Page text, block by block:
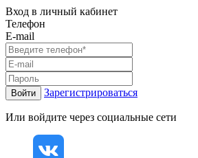
Вход в личный кабинет
Телефон
E-mail
Войти Зарегистрироваться
Или войдите через социальные сети